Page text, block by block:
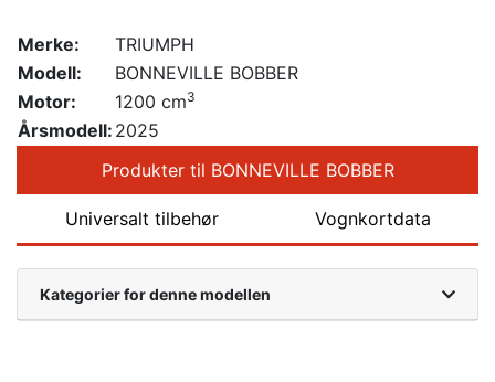
Merke:
TRIUMPH
Modell:
BONNEVILLE BOBBER
Motor:
1200 cm3
Årsmodell: 2025
Produkter til BONNEVILLE BOBBER
Universalt tilbehør Vognkortdata
Kategorier for denne modellen